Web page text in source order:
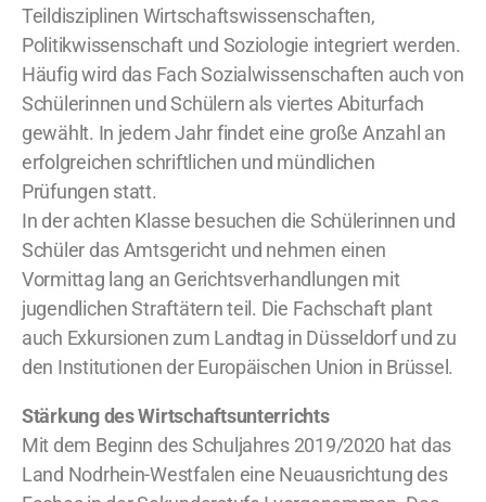
Teildisziplinen Wirtschaftswissenschaften,
Politikwissenschaft und Soziologie integriert werden.
Häufig wird das Fach Sozialwissenschaften auch von
Schülerinnen und Schülern als viertes Abiturfach
gewählt. In jedem Jahr findet eine große Anzahl an
erfolgreichen schriftlichen und mündlichen
Prüfungen statt.
In der achten Klasse besuchen die Schülerinnen und
Schüler das Amtsgericht und nehmen einen
Vormittag lang an Gerichtsverhandlungen mit
jugendlichen Straftätern teil. Die Fachschaft plant
auch Exkursionen zum Landtag in Düsseldorf und zu
den Institutionen der Europäischen Union in Brüssel.
Stärkung des Wirtschaftsunterrichts
Mit dem Beginn des Schuljahres 2019/2020 hat das
Land Nodrhein-Westfalen eine Neuausrichtung des